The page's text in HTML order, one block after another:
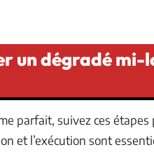
un dégradé mi-
parfait, suivez ces
et l’exécution sont